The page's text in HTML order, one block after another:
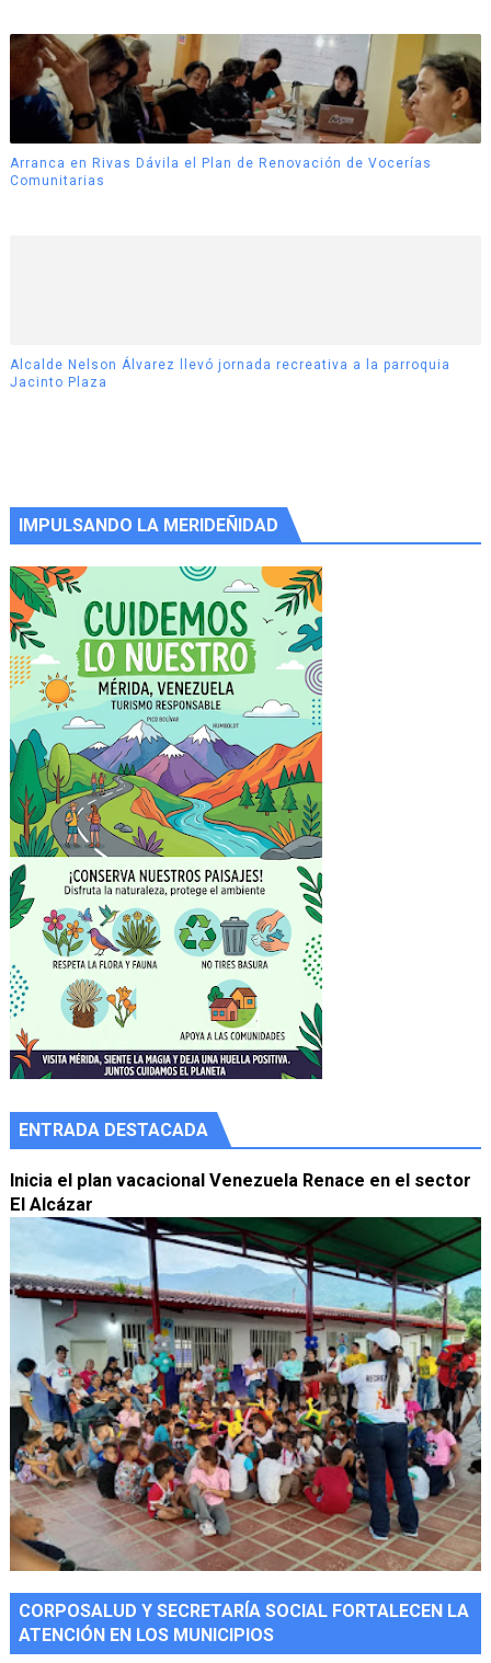
Arranca en Rivas Dávila el Plan de Renovación de Vocerías
Comunitarias
Alcalde Nelson Álvarez llevó jornada recreativa a la parroquia
Jacinto Plaza
IMPULSANDO LA MERIDEÑIDAD
ENTRADA DESTACADA
Inicia el plan vacacional Venezuela Renace en el sector
El Alcázar
CORPOSALUD Y SECRETARÍA SOCIAL FORTALECEN LA
ATENCIÓN EN LOS MUNICIPIOS